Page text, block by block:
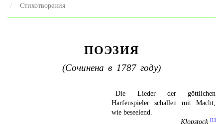
Стихотворения
ПОЭЗИЯ
(Сочинена в 1787 году)
Die Lieder der göttlichen
Harfenspieler schallen mit Macht,
wie beseelend.
Klopstock [1]